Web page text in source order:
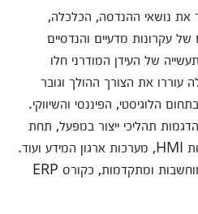
את נושאי ההנדסה, הכלכלה,
של עקרונות מדעיים והנדסיים
של העידן המודרני חלו
עוררו את הצורך ההולך וגובר
הלוגיסטי, הפיננסי והשיווקי.
תהליכי ייצור במפעל, תחת
מערכות תכנות ממחושב, תוכנות HMI, מערכות ארגון המידע ועוד.
כמו כן נלמד ניהול מערכות ממוחשבות ומתקדמות, כקורס ERP